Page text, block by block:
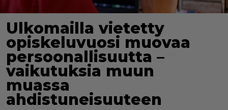
Ulkomailla vietetty
opiskeluvuosi muovaa
persoonallisuutta –
vaikutuksia muun
muassa
ahdistuneisuuteen